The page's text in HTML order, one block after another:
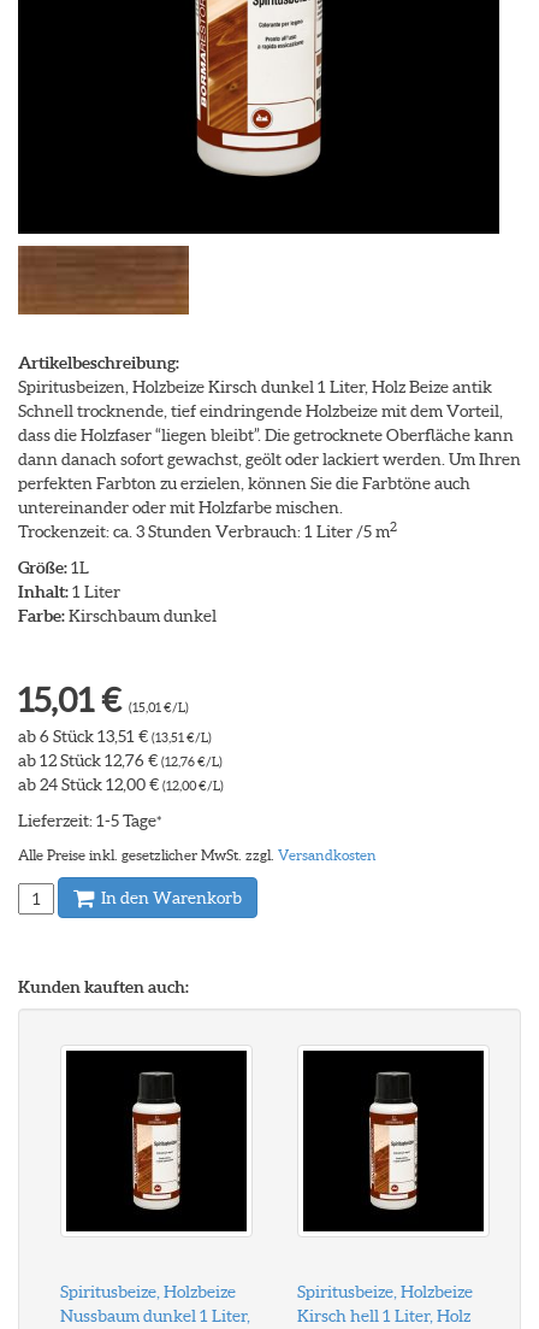
Artikelbeschreibung:
Spiritusbeizen, Holzbeize Kirsch dunkel 1 Liter, Holz Beize antik
Schnell trocknende, tief eindringende Holzbeize mit dem Vorteil,
dass die Holzfaser “liegen bleibt”. Die getrocknete Oberfläche kann
dann danach sofort gewachst, geölt oder lackiert werden. Um Ihren
perfekten Farbton zu erzielen, können Sie die Farbtöne auch
untereinander oder mit Holzfarbe mischen.
Trockenzeit: ca. 3 Stunden Verbrauch: 1 Liter /5 m2
Größe:1L
Inhalt:1 Liter
Farbe:Kirschbaum dunkel
15,01 € (15,01 €/L)
ab 6 Stück 13,51 € (13,51 €/L)
ab 12 Stück 12,76 € (12,76 €/L)
ab 24 Stück 12,00 € (12,00 €/L)
Lieferzeit: 1-5 Tage*
Alle Preise inkl. gesetzlicher MwSt. zzgl. Versandkosten
In den Warenkorb
Kunden kauften auch:
Spiritusbeize, Holzbeize
Nussbaum dunkel 1 Liter,
Spiritusbeize, Holzbeize
Kirsch hell 1 Liter, Holz